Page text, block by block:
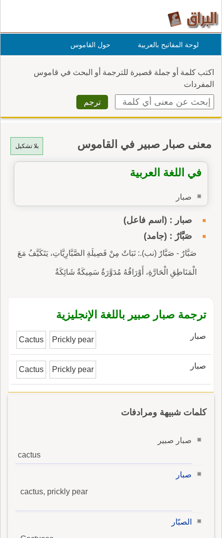
لوحة المفاتيح بالعربية حول القاموس
اكتب كلمة أو جملة قصيرة للترجمة أو البحث في قاموس
المفردات
بلا تشكيل معنى صبار صبير في القاموس
في اللغة العربية
صبار
صبار : (اسم فاعل)
صَبَّارٌ : (جامد)
صَبَّارٌ - صَبَّارٌ (نب).: نَبَاتٌ مِنْ فَصِيلَةِ الصَّبَّارِيَّاتِ، يَتَكَيَّفُ مَعَ
الْمَنَاطِقِ الْحَارَّةِ، أَوْرَاقُهُ مُدَوَّرَةٌ سَمِيكَةٌ شَائِكَةٌ
ترجمة صبار صبير باللغة الإنجليزية
صبار Cactus Prickly pear
صبار Cactus Prickly pear
كلمات شبيهة ومرادفات
صبار صبير
cactus
صبار
cactus, prickly pear
الصبّار